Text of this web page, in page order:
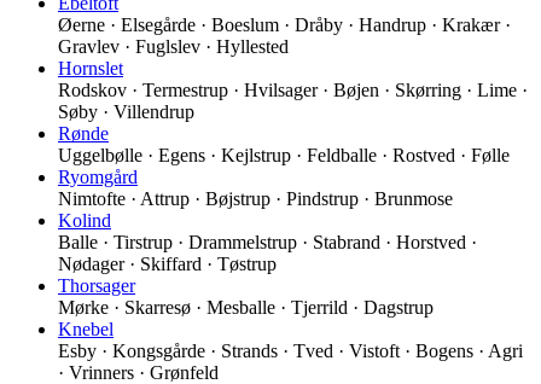
Øerne · Elsegårde · Boeslum · Dråby · Handrup · Krakær ·
Gravlev · Fuglslev · Hyllested
Hornslet
Rodskov · Termestrup · Hvilsager · Bøjen · Skørring · Lime ·
Søby · Villendrup
Rønde
Uggelbølle · Egens · Kejlstrup · Feldballe · Rostved · Følle
Ryomgård
Nimtofte · Attrup · Bøjstrup · Pindstrup · Brunmose
Kolind
Balle · Tirstrup · Drammelstrup · Stabrand · Horstved ·
Nødager · Skiffard · Tøstrup
Thorsager
Mørke · Skarresø · Mesballe · Tjerrild · Dagstrup
Knebel
Esby · Kongsgårde · Strands · Tved · Vistoft · Bogens · Agri
· Vrinners · Grønfeld